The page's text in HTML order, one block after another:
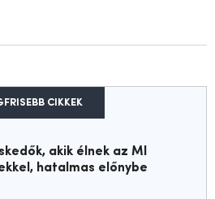
CIKKEK
akik élnek az MI
hatalmas előnybe